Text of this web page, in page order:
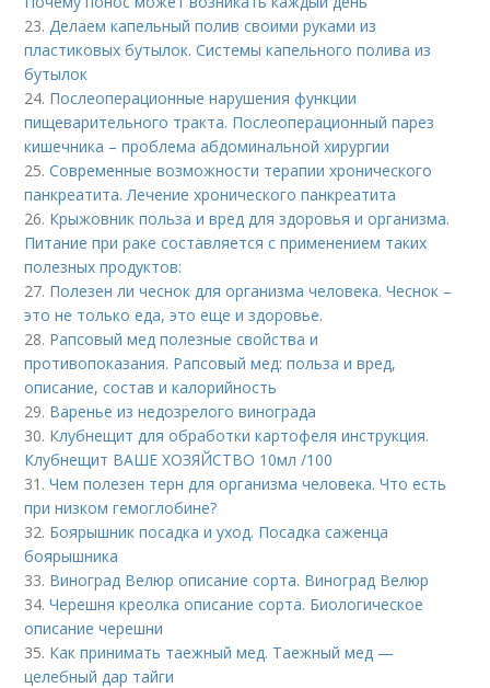
23.Делаем капельный полив своими руками из
пластиковых бутылок. Системы капельного полива из
бутылок
24. Послеоперационные нарушения функции
пищеварительного тракта. Послеоперационный парез
кишечника – проблема абдоминальной хирургии
25.Современные возможности терапии хронического
панкреатита. Лечение хронического панкреатита
26. Крыжовник польза и вред для здоровья и организма.
Питание при раке составляется с применением таких
полезных продуктов:
27. Полезен ли чеснок для организма человека. Чеснок –
это не только еда, это еще и здоровье.
28. Рапсовый мед полезные свойства и
противопоказания. Рапсовый мед: польза и вред,
описание, состав и калорийность
29. Варенье из недозрелого винограда
30. Клубнещит для обработки картофеля инструкция.
Клубнещит ВАШЕ ХОЗЯЙСТВО 10мл /100
31.Чем полезен терн для организма человека. Что есть
при низком гемоглобине?
32. Боярышник посадка и уход. Посадка саженца
боярышника
33. Виноград Велюр описание сорта. Виноград Велюр
34.Черешня креолка описание сорта. Биологическое
описание черешни
35. Как принимать таежный мед. Таежный мед —
целебный дар тайги